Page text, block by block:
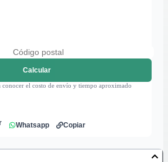
Calcular
conocer el costo de envío y tiempo aproximado
Whatsapp Copiar